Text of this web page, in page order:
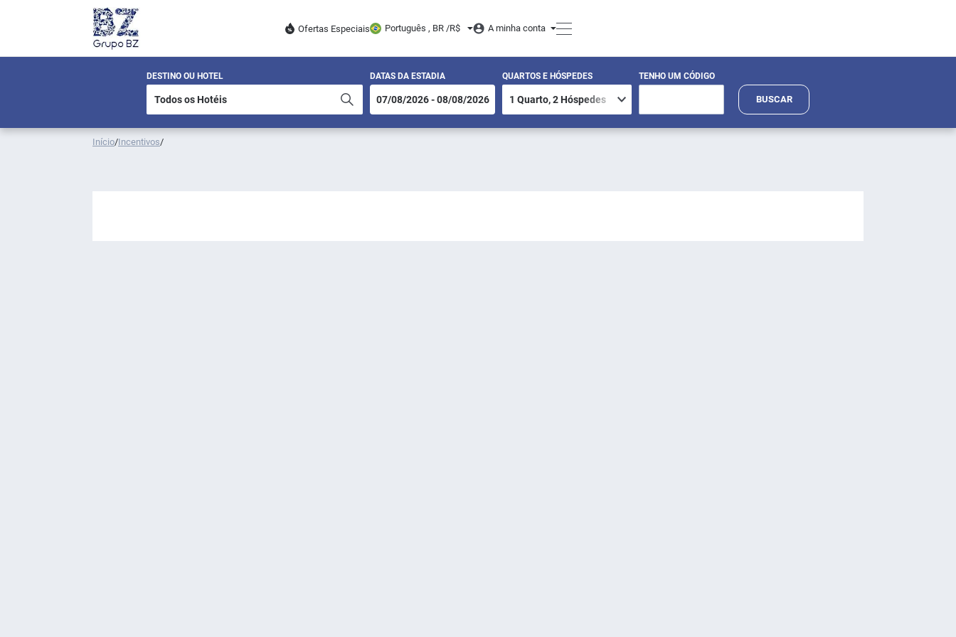
Ofertas Especiais Português , BR /R$ A minha conta
DESTINO OU HOTEL DATAS DA ESTADIA QUARTOS E HÓSPEDES TENHO UM CÓDIGO
BUSCAR
Início/Incentivos/